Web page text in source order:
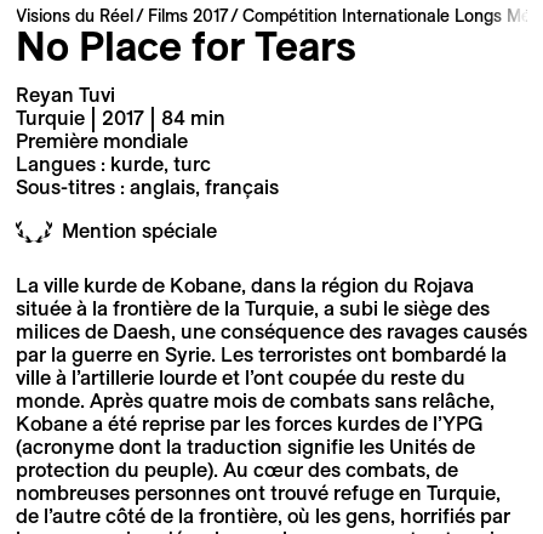
Visions du Réel Films 2017 Compétition Internationale Longs
No Place for Tears
Reyan Tuvi
Turquie | 2017 | 84 min
Première mondiale
Langues : kurde, turc
Sous-titres : anglais, français
Mention spéciale
La ville kurde de Kobane, dans la région du Rojava
située à la frontière de la Turquie, a subi le siège des
milices de Daesh, une conséquence des ravages causés
par la guerre en Syrie. Les terroristes ont bombardé la
ville à l’artillerie lourde et l’ont coupée du reste du
monde. Après quatre mois de combats sans relâche,
Kobane a été reprise par les forces kurdes de l’YPG
(acronyme dont la traduction signifie les Unités de
protection du peuple). Au cœur des combats, de
nombreuses personnes ont trouvé refuge en Turquie,
de l’autre côté de la frontière, où les gens, horrifiés par